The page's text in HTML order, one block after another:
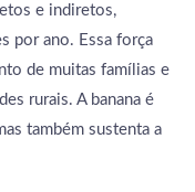
e indiretos,
por ano. Essa força
de muitas famílias e
rurais. A banana é
também sustenta a